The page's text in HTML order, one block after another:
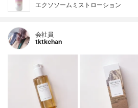
エクソソームミストローション
会社員
tktkchan